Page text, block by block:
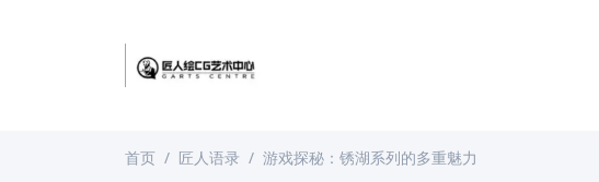
首页 匠人语录 游戏探秘：锈湖系列的多重魅力